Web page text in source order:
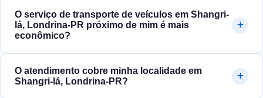
O serviço de transporte de veículos em Shangri-
lá, Londrina‑PR próximo de mim é mais
econômico?
O atendimento cobre minha localidade em
Shangri-lá, Londrina‑PR?